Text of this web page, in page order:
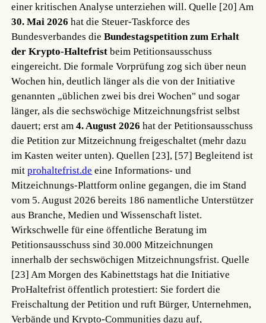
einer kritischen Analyse unterziehen will.Quelle [20] Am
30. Mai 2026 hat die Steuer-Taskforce des
Bundesverbandes dieBundestagspetition zum Erhalt
der Krypto-Haltefrist beim Petitionsausschuss
eingereicht. Die formale Vorprüfung zog sich über neun
Wochen hin, deutlich länger als die von der Initiative
genannten „üblichen zwei bis drei Wochen" und sogar
länger, als die sechswöchige Mitzeichnungsfrist selbst
dauert; erst am4. August 2026 hat der Petitionsausschuss
die Petition zur Mitzeichnung freigeschaltet (mehr dazu
im Kasten weiter unten).Quellen [23], [57] Begleitend ist
mitprohaltefrist.de eine Informations- und
Mitzeichnungs-Plattform online gegangen, die im Stand
vom 5. August 2026 bereits 186 namentliche Unterstützer
aus Branche, Medien und Wissenschaft listet.
Wirkschwelle für eine öffentliche Beratung im
Petitionsausschuss sind 30.000 Mitzeichnungen
innerhalb der sechswöchigen Mitzeichnungsfrist.Quelle
[23] Am Morgen des Kabinettstags hat die Initiative
ProHaltefrist öffentlich protestiert: Sie fordert die
Freischaltung der Petition und ruft Bürger, Unternehmen,
Verbände und Krypto-Communities dazu auf,